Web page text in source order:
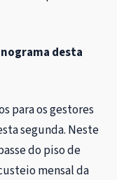
desta
para os gestores
segunda. Neste
do piso de
mensal da